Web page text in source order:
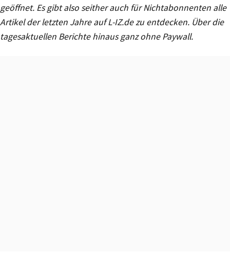
geöffnet. Es gibt also seither auch für Nichtabonnenten alle
Artikel der letzten Jahre auf L-IZ.de zu entdecken. Über die
tagesaktuellen Berichte hinaus ganz ohne Paywall.